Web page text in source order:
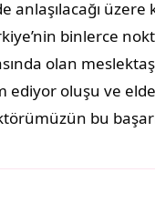
üzere
binlerce
olan
ediyor oluşu ve
bu